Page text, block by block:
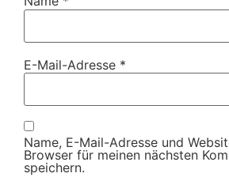
E-Mail-Adresse *
Name, E-Mail-Adresse und
Browser für meinen nächsten
speichern.